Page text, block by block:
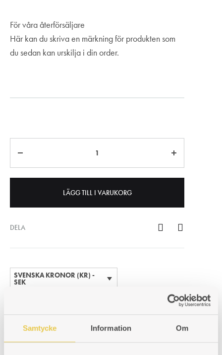
Samtycke Information Om
För våra återförsäljare
Här kan du skriva en märkning för produkten som
du sedan kan urskilja i din order.
LÄGG TILL I VARUKORG
DELA
SVENSKA KRONOR (KR) -
SEK
KATEGORIER
TILLBEHÖR,VENTILER & SOTLUCKOR